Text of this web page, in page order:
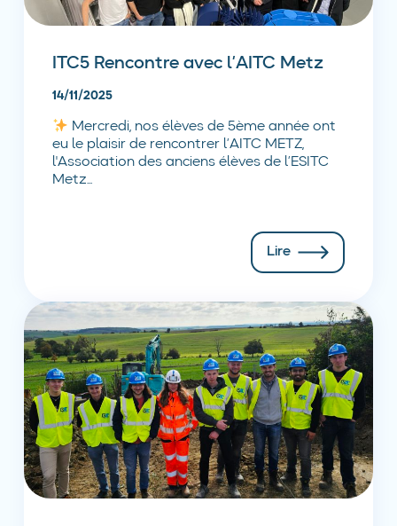
ITC5 Rencontre avec l’AITC Metz
14/11/2025
Mercredi, nos élèves de 5ème année ont
eu le plaisir de rencontrer l’AITC METZ,
l'Association des anciens élèves de l’ESITC
Metz...
Lire